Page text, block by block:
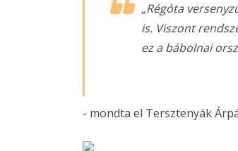
„Régóta
is. Viszont
ez a bábolnai
- mondta el Tersztenyák